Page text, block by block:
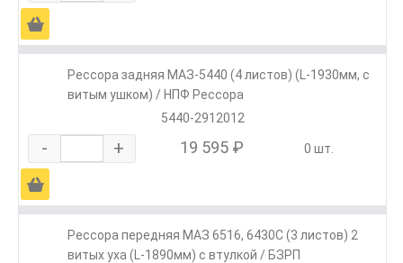
Ä
Рессора задняя МАЗ-5440 (4 листов) (L-1930мм, с
витым ушком) / НПФ Рессора
5440-2912012
- + 19 595 ₽ 0 шт.
Ä
Рессора передняя МАЗ 6516, 6430С (3 листов) 2
витых уха (L-1890мм) с втулкой / БЗРП